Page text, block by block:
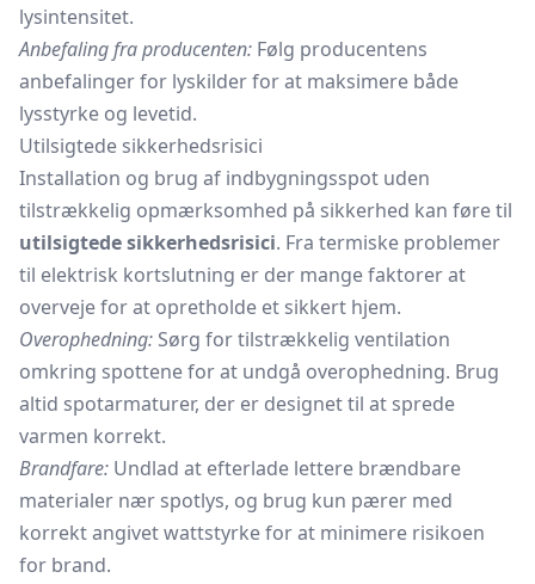
lysintensitet.
Anbefaling fra producenten: Følg producentens
anbefalinger for lyskilder for at maksimere både
lysstyrke og levetid.
Utilsigtede sikkerhedsrisici
Installation og brug af indbygningsspot uden
tilstrækkelig opmærksomhed på sikkerhed kan føre til
utilsigtede sikkerhedsrisici. Fra termiske problemer
til elektrisk kortslutning er der mange faktorer at
overveje for at opretholde et sikkert hjem.
Overophedning: Sørg for tilstrækkelig ventilation
omkring spottene for at undgå overophedning. Brug
altid spotarmaturer, der er designet til at sprede
varmen korrekt.
Brandfare: Undlad at efterlade lettere brændbare
materialer nær spotlys, og brug kun pærer med
korrekt angivet wattstyrke for at minimere risikoen
for brand.